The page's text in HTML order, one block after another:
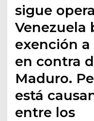
sigue
Venezuela
exención a
en contra
Maduro.
está
entre los